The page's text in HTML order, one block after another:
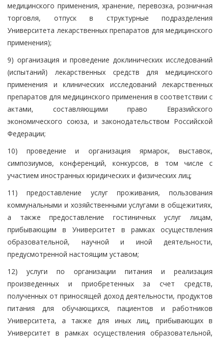
медицинского применения, хранение, перевозка, розничная
торговля, отпуск в структурные подразделения
Университета лекарственных препаратов для медицинского
применения);
9) организация и проведение доклинических исследований
(испытаний) лекарственных средств для медицинского
применения и клинических исследований лекарственных
препаратов для медицинского применения в соответствии с
актами, составляющими право Евразийского
экономического союза, и законодательством Российской
Федерации;
10) проведение и организация ярмарок, выставок,
симпозиумов, конференций, конкурсов, в том числе с
участием иностранных юридических и физических лиц;
11) предоставление услуг проживания, пользования
коммунальными и хозяйственными услугами в общежитиях,
а также предоставление гостиничных услуг лицам,
прибывающим в Университет в рамках осуществления
образовательной, научной и иной деятельности,
предусмотренной настоящим уставом;
12) услуги по организации питания и реализация
произведенных и приобретенных за счет средств,
полученных от приносящей доход деятельности, продуктов
питания для обучающихся, пациентов и работников
Университета, а также для иных лиц, прибывающих в
Университет в рамках осуществления образовательной,